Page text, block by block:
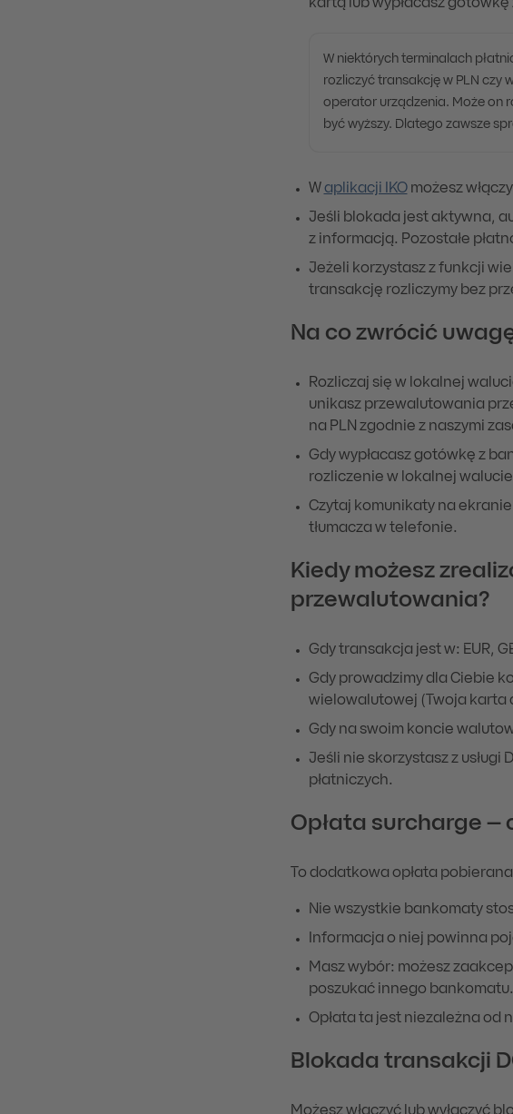
kartą lub wypłacasz
W niektórych terminalach
rozliczyć transakcję w PLN czy
operator urządzenia. Może on
być wyższy. Dlatego zawsze
W aplikacji IKOmożesz
Jeśli blokada jest aktywna,
z informacją. Pozostałe
Jeżeli korzystasz z funkcji
transakcję rozliczymy bez
Na co zwrócić
Rozliczaj się w lokalnej
unikasz przewalutowania
na PLN zgodnie z naszymi
Gdy wypłacasz gotówkę z
rozliczenie w lokalnej
Czytaj komunikaty na
tłumacza w telefonie.
Kiedy możesz
przewalutowania?
Gdy transakcja jest w: EUR,
Gdy prowadzimy dla Ciebie
wielowalutowej (Twoja karta
Gdy na swoim koncie
Jeśli nie skorzystasz z
płatniczych.
Opłata surcharge –
To dodatkowa opłata
Nie wszystkie bankomaty
Informacja o niej powinna
Masz wybór: możesz
poszukać innego bankomatu.
Opłata ta jest niezależna od
Blokada transakcji
Możesz włączyć lub wyłączyć